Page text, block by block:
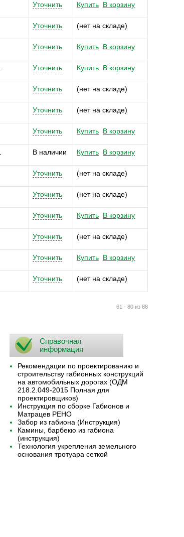
Уточнить Купить В корзину
Уточнить (нет на складе)
Уточнить Купить В корзину
Уточнить Купить В корзину
Уточнить (нет на складе)
Уточнить (нет на складе)
Уточнить Купить В корзину
В наличии Купить В корзину
Уточнить (нет на складе)
Уточнить (нет на складе)
Уточнить Купить В корзину
Уточнить (нет на складе)
Уточнить Купить В корзину
Уточнить (нет на складе)
61 - 80 из 88
Справочная
информация
Рекомендации по проектированию и
строительству габионных конструкций
на автомобильных дорогах (ОДМ
218.2.049-2015 Полная для
проектировщиков)
Инструкция по сборке Габионов и
Матрацев РЕНО
Забор из габиона (Инструкция)
Камины, барбекю из габиона
(инструкция)
Технология укрепления земельного
основания тротуара сеткой